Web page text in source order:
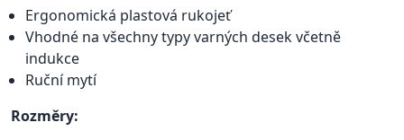
Ergonomická plastová rukojeť
Vhodné na všechny typy varných desek včetně
indukce
Ruční mytí
Rozměry: